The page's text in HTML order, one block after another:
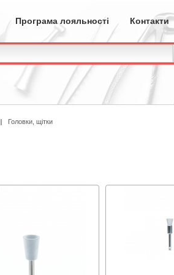
Програма лояльності Контакти
Головки, щітки